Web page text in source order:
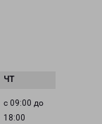
с 09:00 до
18:00